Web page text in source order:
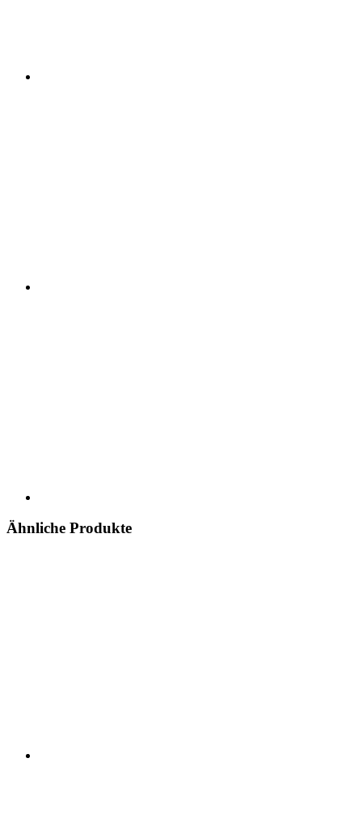
Ähnliche Produkte